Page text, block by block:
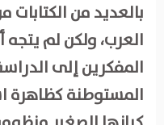
بالعديد من الكتابات
العرب، ولكن لم يتجه
المفكرين إلى
المستوطنة كظاهرة